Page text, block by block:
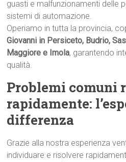
guasti e malfunzionamenti delle
sistemi di automazione.
Operiamo in tutta la provincia,
Giovanni in Persiceto, Budrio,
Maggiore e Imola, garantendo
qualità.
Problemi comuni
rapidamente:
differenza
Grazie alla nostra esperienza
individuare e risolvere